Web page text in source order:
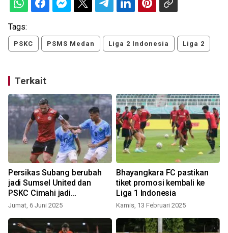
Tags:
PSKC PSMS Medan Liga 2 Indonesia Liga 2
Terkait
Persikas Subang berubah
jadi Sumsel United dan
PSKC Cimahi jadi
Garudayaksa FC Bekasi
Jumat, 6 Juni 2025
Bhayangkara FC pastikan
tiket promosi kembali ke
Liga 1 Indonesia
Kamis, 13 Februari 2025